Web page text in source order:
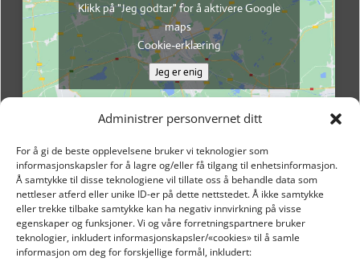
Administrer personvernet ditt
For å gi de beste opplevelsene bruker vi teknologier som
informasjonskapsler for å lagre og/eller få tilgang til enhetsinformasjon.
Å samtykke til disse teknologiene vil tillate oss å behandle data som
nettleser atferd eller unike ID-er på dette nettstedet. Å ikke samtykke
eller trekke tilbake samtykke kan ha negativ innvirkning på visse
egenskaper og funksjoner. Vi og våre forretningspartnere bruker
teknologier, inkludert informasjonskapsler/«cookies» til å samle
informasjon om deg for forskjellige formål, inkludert:
Klikk på "Jeg godtar" for å aktivere Google
maps
Cookie-erklæring
Jeg er enig